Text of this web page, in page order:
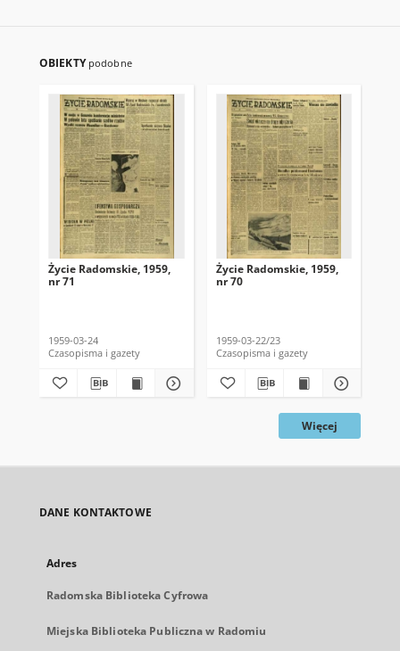
OBIEKTY podobne
Życie Radomskie, 1959,
nr 71
1959-03-24
Czasopisma i gazety
Życie Radomskie, 1959,
nr 70
1959-03-22/23
Czasopisma i gazety
Więcej
DANE KONTAKTOWE
Adres
Radomska Biblioteka Cyfrowa
Miejska Biblioteka Publiczna w Radomiu